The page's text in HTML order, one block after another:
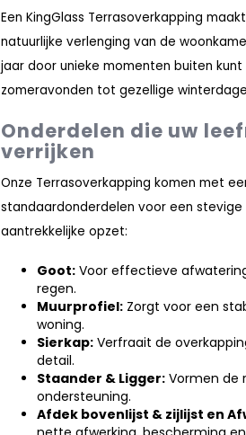
Een KingGlass Terrasoverkapping
natuurlijke verlenging van de
jaar door unieke momenten buiten
zomeravonden tot gezellige
Onderdelen die uw
verrijken
Onze Terrasoverkapping komen met
standaardonderdelen voor een stevige
aantrekkelijke opzet:
Goot:Voor effectieve
regen.
Muurprofiel:Zorgt voor een
woning.
Sierkap:Verfraait de
detail.
Staander & Ligger:Vormen de
ondersteuning.
Afdek bovenlijst & zijlijst en